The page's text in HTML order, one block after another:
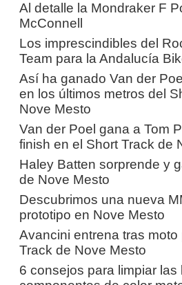
Al detalle la Mondraker F
McConnell
Los imprescindibles del
Team para la Andalucía
Así ha ganado Van der
en los últimos metros del
Nove Mesto
Van der Poel gana a Tom
finish en el Short Track de
Haley Batten sorprende y
de Nove Mesto
Descubrimos una nueva
prototipo en Nove Mesto
Avancini entrena tras moto
Track de Nove Mesto
6 consejos para limpiar las